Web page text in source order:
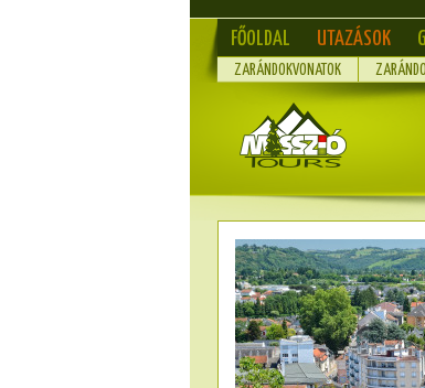
FŐOLDAL UTAZÁSOK
ZARÁNDOKVONATOK